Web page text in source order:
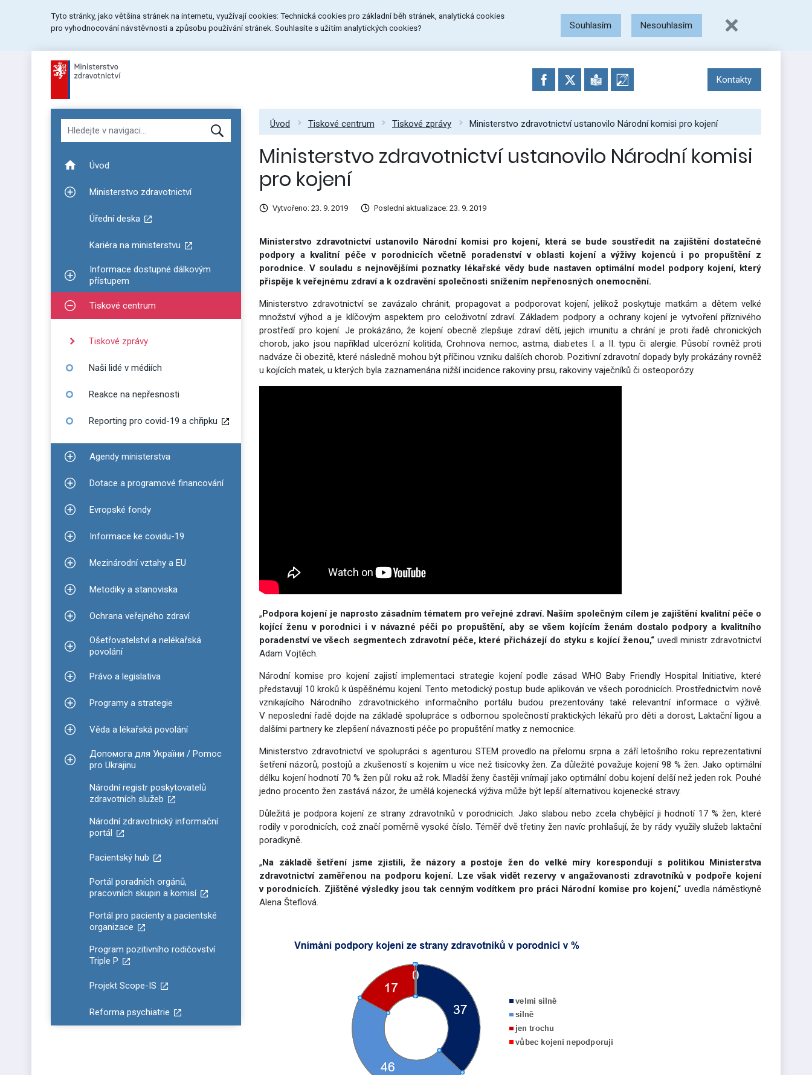
Tyto stránky, jako většina stránek na internetu, využívají cookies: Technická cookies pro základní běh stránek, analytická cookies
pro vyhodnocování návstěvnosti a způsobu používání stránek. Souhlasíte s užitím analytických cookies?
Souhlasím Nesouhlasím
Kontakty
Hledat v navigaci
Úvod
Zobrazit podmenu pro Ministerstvo zdravotnictví
Ministerstvo zdravotnictví
Úřední deska
Kariéra na ministerstvu
Zobrazit podmenu pro Informace dostupné dálkovým přístupem
Informace dostupné dálkovým
přístupem
Zobrazit podmenu pro Tiskové centrum
Tiskové centrum
Tiskové zprávy
Naši lidé v médiích
Reakce na nepřesnosti
Reporting pro covid-19 a chřipku
Zobrazit podmenu pro Agendy ministerstva
Agendy ministerstva
Zobrazit podmenu pro Dotace a programové financování
Dotace a programové financování
Zobrazit podmenu pro Evropské fondy
Evropské fondy
Zobrazit podmenu pro Informace ke covidu-19
Informace ke covidu-19
Zobrazit podmenu pro Mezinárodní vztahy a EU
Mezinárodní vztahy a EU
Zobrazit podmenu pro Metodiky a stanoviska
Metodiky a stanoviska
Zobrazit podmenu pro Ochrana veřejného zdraví
Ochrana veřejného zdraví
Zobrazit podmenu pro Ošetřovatelství a nelékařská povolání
Ošetřovatelství a nelékařská
povolání
Zobrazit podmenu pro Právo a legislativa
Právo a legislativa
Zobrazit podmenu pro Programy a strategie
Programy a strategie
Zobrazit podmenu pro Věda a lékařská povolání
Věda a lékařská povolání
Zobrazit podmenu pro Допомога для України / Pomoc pro Ukrajinu
Допомога для України / Pomoc
pro Ukrajinu
Národní registr poskytovatelů
zdravotních služeb
Národní zdravotnický informační
portál
Pacientský hub
Portál poradních orgánů,
pracovních skupin a komisí
Portál pro pacienty a pacientské
organizace
Program pozitivního rodičovství
Triple P
Projekt Scope-IS
Reforma psychiatrie
Úvod Tiskové centrum Tiskové zprávy Ministerstvo zdravotnictví ustanovilo Národní komisi pro kojení
Ministerstvo zdravotnictví ustanovilo Národní komisi
pro kojení
Vytvořeno: 23. 9. 2019 Poslední aktualizace: 23. 9. 2019
Ministerstvo zdravotnictví ustanovilo Národní komisi pro kojení, která se bude soustředit na zajištění dostatečné
podpory a kvalitní péče v porodnicích včetně poradenství v oblasti kojení a výživy kojenců i po propuštění z
porodnice. V souladu s nejnovějšími poznatky lékařské vědy bude nastaven optimální model podpory kojení, který
přispěje k veřejnému zdraví a k ozdravění společnosti snížením nepřenosných onemocnění.
Ministerstvo zdravotnictví se zavázalo chránit, propagovat a podporovat kojení, jelikož poskytuje matkám a dětem velké
množství výhod a je klíčovým aspektem pro celoživotní zdraví. Základem podpory a ochrany kojení je vytvoření příznivého
prostředí pro kojení. Je prokázáno, že kojení obecně zlepšuje zdraví dětí, jejich imunitu a chrání je proti řadě chronických
chorob, jako jsou například ulcerózní kolitida, Crohnova nemoc, astma, diabetes I. a II. typu či alergie. Působí rovněž proti
nadváze či obezitě, které následně mohou být příčinou vzniku dalších chorob. Pozitivní zdravotní dopady byly prokázány rovněž
u kojících matek, u kterých byla zaznamenána nižší incidence rakoviny prsu, rakoviny vaječníků či osteoporózy.
„Podpora kojení je naprosto zásadním tématem pro veřejné zdraví. Naším společným cílem je zajištění kvalitní péče o
kojící ženu v porodnici i v návazné péči po propuštění, aby se všem kojícím ženám dostalo podpory a kvalitního
poradenství ve všech segmentech zdravotní péče, které přicházejí do styku s kojící ženou,“uvedl ministr zdravotnictví
Adam Vojtěch.
Národní komise pro kojení zajistí implementaci strategie kojení podle zásad WHO Baby Friendly Hospital Initiative, které
představují 10 kroků k úspěšnému kojení. Tento metodický postup bude aplikován ve všech porodnicích. Prostřednictvím nově
vznikajícího Národního zdravotnického informačního portálu budou prezentovány také relevantní informace o výživě.
V neposlední řadě dojde na základě spolupráce s odbornou společností praktických lékařů pro děti a dorost, Laktační ligou a
dalšími partnery ke zlepšení návaznosti péče po propuštění matky z nemocnice.
Ministerstvo zdravotnictví ve spolupráci s agenturou STEM provedlo na přelomu srpna a září letošního roku reprezentativní
šetření názorů, postojů a zkušeností s kojením u více než tisícovky žen. Za důležité považuje kojení 98 % žen. Jako optimální
délku kojení hodnotí 70 % žen půl roku až rok. Mladší ženy častěji vnímají jako optimální dobu kojení delší než jeden rok. Pouhé
jedno procento žen zastává názor, že umělá kojenecká výživa může být lepší alternativou kojenecké stravy.
Důležitá je podpora kojení ze strany zdravotníků v porodnicích. Jako slabou nebo zcela chybějící ji hodnotí 17 % žen, které
rodily v porodnicích, což značí poměrně vysoké číslo. Téměř dvě třetiny žen navíc prohlašují, že by rády využily služeb laktační
poradkyně.
„Na základě šetření jsme zjistili, že názory a postoje žen do velké míry korespondují s politikou Ministerstva
zdravotnictví zaměřenou na podporu kojení. Lze však vidět rezervy v angažovanosti zdravotníků v podpoře kojení
v porodnicích. Zjištěné výsledky jsou tak cenným vodítkem pro práci Národní komise pro kojení,“ uvedla náměstkyně
Alena Šteflová.